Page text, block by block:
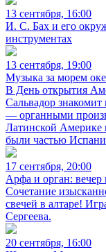
13 сентября, 16:00
И. С. Бах и его
инструментах
13 сентября, 19:00
Музыка за морем
В День открытия
Сальвадор
— органными
Латинской Америке
были частью
17 сентября, 20:00
Арфа и орган: вечер
Сочетание
свечей в алтаре!
Сергеева.
20 сентября, 16:00